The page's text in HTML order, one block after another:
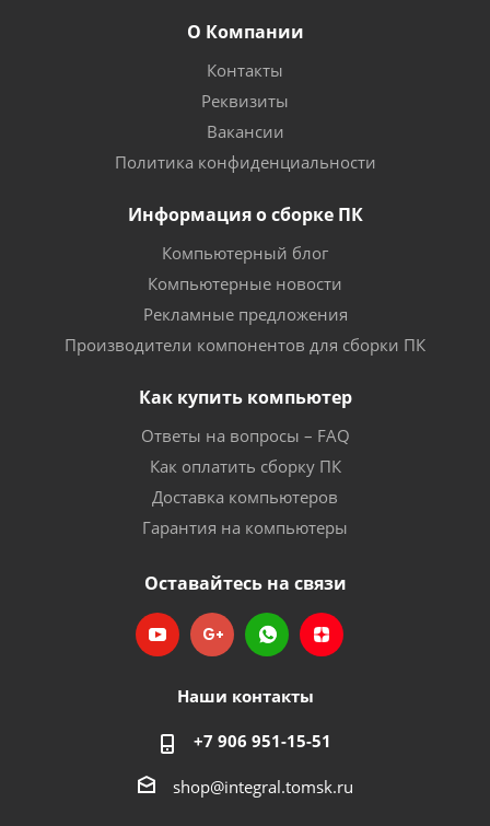
О Компании
Контакты
Реквизиты
Вакансии
Политика конфиденциальности
Информация о сборке ПК
Компьютерный блог
Компьютерные новости
Рекламные предложения
Производители компонентов для сборки ПК
Как купить компьютер
Ответы на вопросы – FAQ
Как оплатить сборку ПК
Доставка компьютеров
Гарантия на компьютеры
Оставайтесь на связи
Наши контакты
+7 906 951-15-51
shop@integral.tomsk.ru